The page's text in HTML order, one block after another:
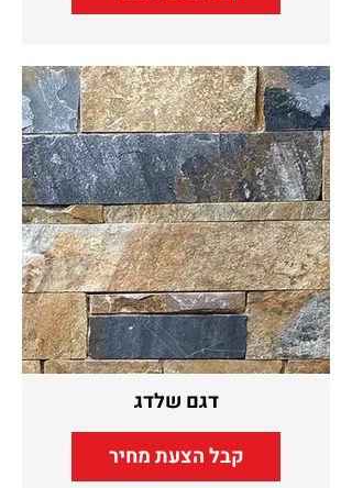
דגם שלדג
קבל הצעת מחיר